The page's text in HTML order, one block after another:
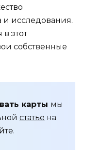
и исследования.
этот
собственные
карты мы
статье на